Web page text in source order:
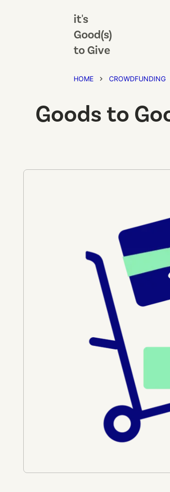
it's
Good(s)
to Give
HOME CROWDFUNDING
Goods to